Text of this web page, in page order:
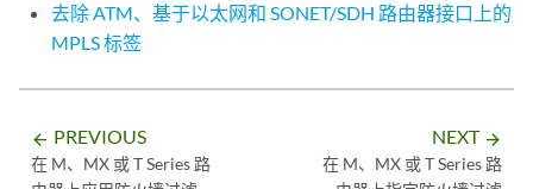
去除 ATM、基于以太网和 SONET/SDH 路由器接口上的
MPLS 标签
arrow_backward PREVIOUS
在 M、MX 或 T Series 路
NEXT arrow_forward
在 M、MX 或 T Series 路